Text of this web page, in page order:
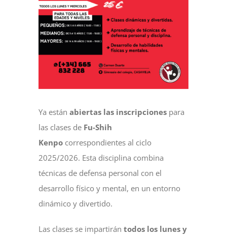
NOTICIAS
ACTIVIDADES
MULTIMEDIA
SEDE ELECTRÓNICA
CONTACTO
Ya estánabiertas las inscripciones para
las clases de Fu-Shih
Kenpo correspondientes al ciclo
2025/2026. Esta disciplina combina
técnicas de defensa personal con el
desarrollo físico y mental, en un entorno
dinámico y divertido.
Las clases se impartirántodos los lunes y